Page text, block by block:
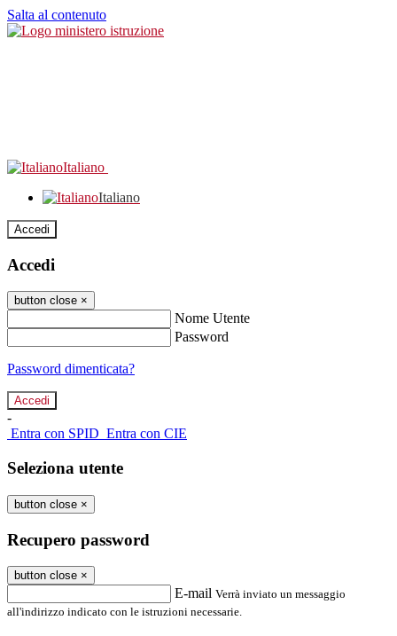
Salta al contenuto
Italiano
Italiano
Accedi
Accedi
button close ×
Nome Utente
Password
Password dimenticata?
-
Entra con SPID Entra con CIE
Seleziona utente
button close ×
Recupero password
button close ×
E-mail Verrà inviato un messaggio
all'indirizzo indicato con le istruzioni necessarie.